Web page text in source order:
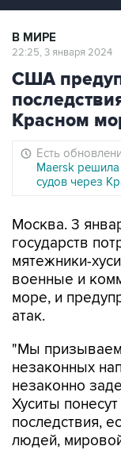
В МИРЕ
22:25, 3 января 2024
США
Красном
Есть
Maersk
судов через
Москва. 3
государств
мятежники-
военные и
море, и
атак.
"Мы
незаконных
незаконно
Хуситы
последствия,
людей,